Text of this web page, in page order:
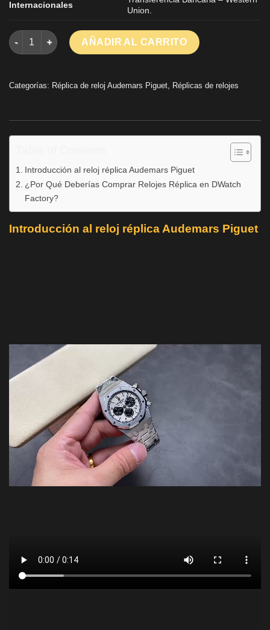
Internacionales
Union.
Relojes réplica de mejor calidad Audemars Piguet Royal Oak
AÑADIR AL CARRITO
Categorías: Réplica de reloj Audemars Piguet Réplicas de relojes
Introducción al reloj réplica Audemars Piguet
¿Por Qué Deberías Comprar Relojes Réplica en DWatch
Factory?
Introducción al reloj réplica Audemars Piguet